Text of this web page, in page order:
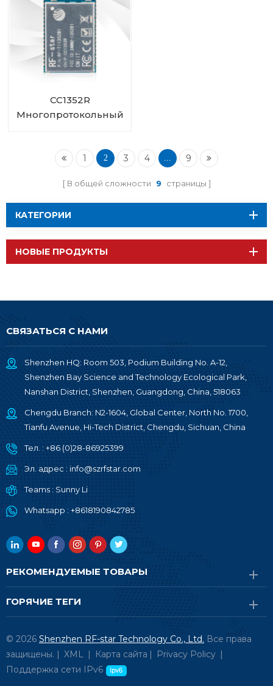
2340T1
CC1352R
Многопротокольный
ГГц RF-TI1352B1
1 2 3 4 ... 9
В общей сложности 9 страницы
КАТЕГОРИИ
НОВЫЕ ПРОДУКТЫ
СВЯЗАТЬСЯ С НАМИ
Shenzhen HQ: Room 503, Podium Building No. A-12,
Shenzhen Bay Science and Technology Ecological Park,
Nanshan District, Shenzhen, Guangdong, China, 518063
Chengdu Branch: N2-1604, Global Center, North No. 1700,
Tianfu Avenue, Hi-Tech District, Chengdu, Sichuan, China
Тел. : +86 (0)28-86925399
Эл. адрес : info@szrfstar.com
Teams : Sunny Li
Whatsapp : +8618190842785
РЕКОМЕНДУЕМЫЕ ТОВАРЫ
ГОРЯЧИЕ ТЕГИ
© 2026 Shenzhen RF-star Technology Co., Ltd. Все права
защищены. | XML | Карта сайта | Privacy Policy |
Поддержка сети IPv6